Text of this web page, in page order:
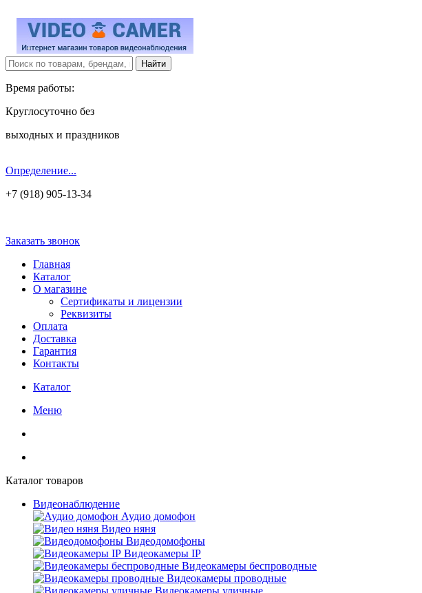
Время работы:
Круглосуточно без
выходных и праздников
Определение...
+7 (918) 905-13-34
Заказать звонок
Главная
Каталог
О магазине
Сертификаты и лицензии
Реквизиты
Оплата
Доставка
Гарантия
Контакты
Каталог
Меню
Каталог товаров
Видеонаблюдение
Аудио домофон
Видео няня
Видеодомофоны
Видеокамеры IP
Видеокамеры беспроводные
Видеокамеры проводные
Видеокамеры уличные